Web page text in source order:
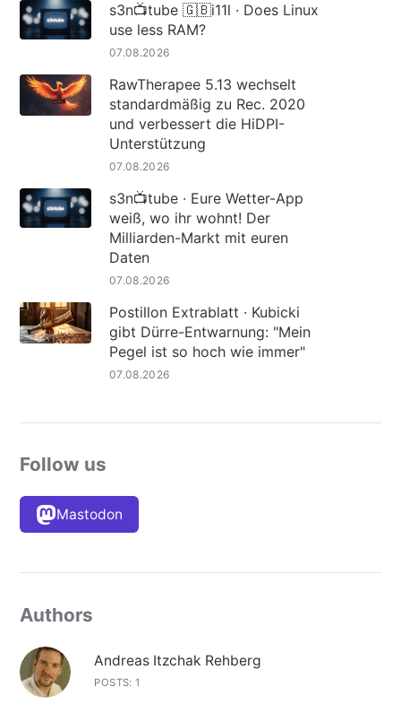
s3n📺tube 🇬🇧i11l · Does Linux
use less RAM?
07.08.2026
RawTherapee 5.13 wechselt
standardmäßig zu Rec. 2020
und verbessert die HiDPI-
Unterstützung
07.08.2026
s3n📺tube · Eure Wetter-App
weiß, wo ihr wohnt! Der
Milliarden-Markt mit euren
Daten
07.08.2026
Postillon Extrablatt · Kubicki
gibt Dürre-Entwarnung: "Mein
Pegel ist so hoch wie immer"
07.08.2026
Follow us
Mastodon
Authors
Andreas Itzchak Rehberg
POSTS: 1